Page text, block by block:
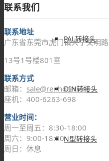
PAL转接头
DIN转接头
N型转接头
联系我们
联系地址
广东省东莞市虎门镇大宁文明路
13号1号楼801室
联系方式
邮箱： sale@renhotec.cn
座机：400-6263-698
营业时间：
周一至周五：8:30-18:00
周六：9:00-18:00
周日：休息